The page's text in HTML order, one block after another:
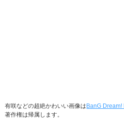
有咲などの超絶かわいい画像はBanG Dream!
著作権は帰属します。